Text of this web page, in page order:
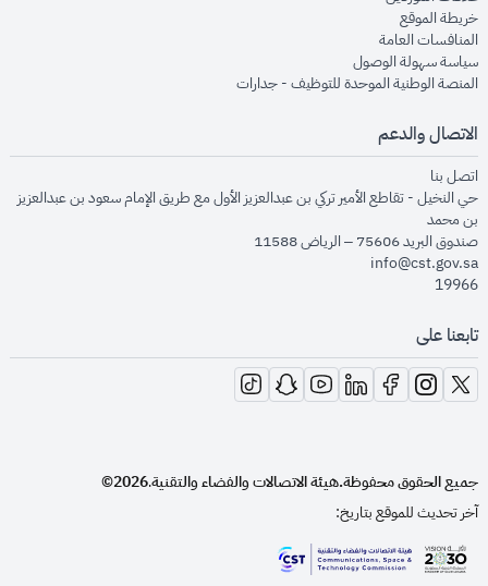
خريطة الموقعopens in new window
المنافسات العامةopens in new window
سياسة سهولة الوصولopens in new window
المنصة الوطنية الموحدة للتوظيف - جداراتopens in new window
الاتصال والدعم
اتصل بنا
حي النخيل - تقاطع الأمير تركي بن عبدالعزيز الأول مع طريق الإمام سعود بن عبدالعزيز
بن محمد
صندوق البريد 75606 – الرياض 11588
info@cst.gov.sa
19966
تابعنا على
opens in new window
opens in new window
opens in new window
opens in new window
opens in new window
opens in new window
opens in new window
جميع الحقوق محفوظة.هيئة الاتصالات والفضاء والتقنية.
2026©
آخر تحديث للموقع بتاريخ: